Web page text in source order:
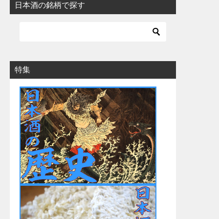
日本酒の銘柄で探す
特集